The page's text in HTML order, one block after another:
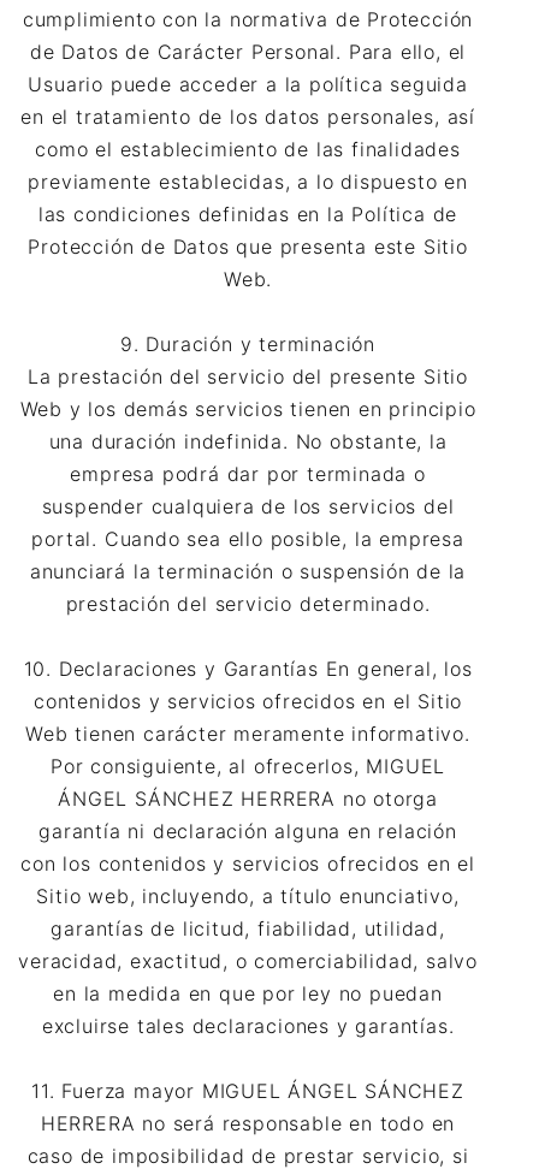
cumplimiento con la normativa de Protección
de Datos de Carácter Personal. Para ello, el
Usuario puede acceder a la política seguida
en el tratamiento de los datos personales, así
como el establecimiento de las finalidades
previamente establecidas, a lo dispuesto en
las condiciones definidas en la Política de
Protección de Datos que presenta este Sitio
Web.
9. Duración y terminación
La prestación del servicio del presente Sitio
Web y los demás servicios tienen en principio
una duración indefinida. No obstante, la
empresa podrá dar por terminada o
suspender cualquiera de los servicios del
portal. Cuando sea ello posible, la empresa
anunciará la terminación o suspensión de la
prestación del servicio determinado.
10. Declaraciones y Garantías En general, los
contenidos y servicios ofrecidos en el Sitio
Web tienen carácter meramente informativo.
Por consiguiente, al ofrecerlos, MIGUEL
ÁNGEL SÁNCHEZ HERRERA no otorga
garantía ni declaración alguna en relación
con los contenidos y servicios ofrecidos en el
Sitio web, incluyendo, a título enunciativo,
garantías de licitud, fiabilidad, utilidad,
veracidad, exactitud, o comerciabilidad, salvo
en la medida en que por ley no puedan
excluirse tales declaraciones y garantías.
11. Fuerza mayor MIGUEL ÁNGEL SÁNCHEZ
HERRERA no será responsable en todo en
caso de imposibilidad de prestar servicio, si